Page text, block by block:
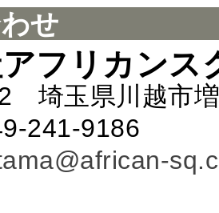
せ
フリカンス
埼玉県川越市
049-241-